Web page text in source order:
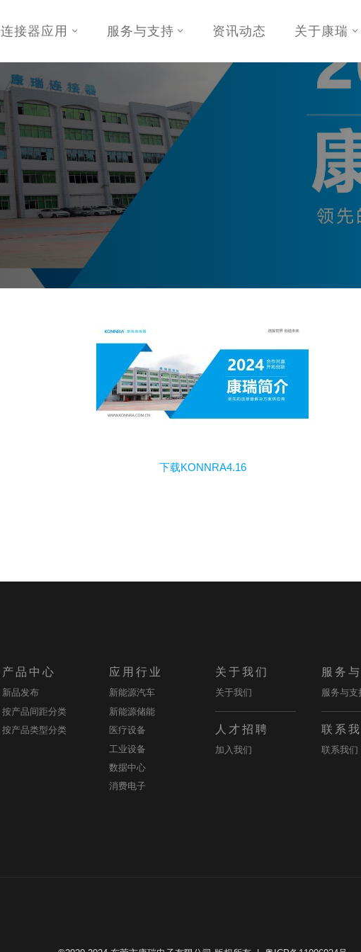
连接器应用 服务与支持 资讯动态 关于康瑞
下载KONNRA4.16
产品中心
新品发布
按产品间距分类
按产品类型分类
应用行业
新能源汽车
新能源储能
医疗设备
工业设备
数据中心
消费电子
关于我们
关于我们
人才招聘
加入我们
服务
服务与支
联系
联系我们